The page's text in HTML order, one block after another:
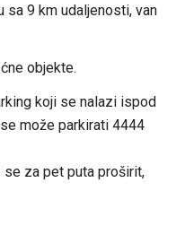
sa 9 km udaljenosti, van
objekte.
koji se nalazi ispod
može parkirati 4444
za pet puta proširit,